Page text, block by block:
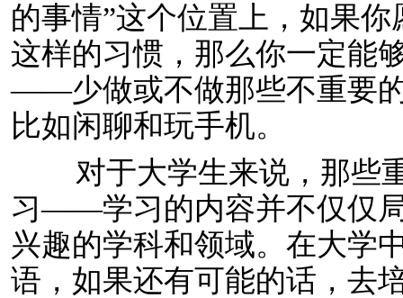
的事情”这个位置上，如果
这样的习惯，那么你一定能
——少做或不做那些不重要
比如闲聊和玩手机。
对于大学生来说，那些重
习——学习的内容并不仅仅
兴趣的学科和领域。在大学
语，如果还有可能的话，去